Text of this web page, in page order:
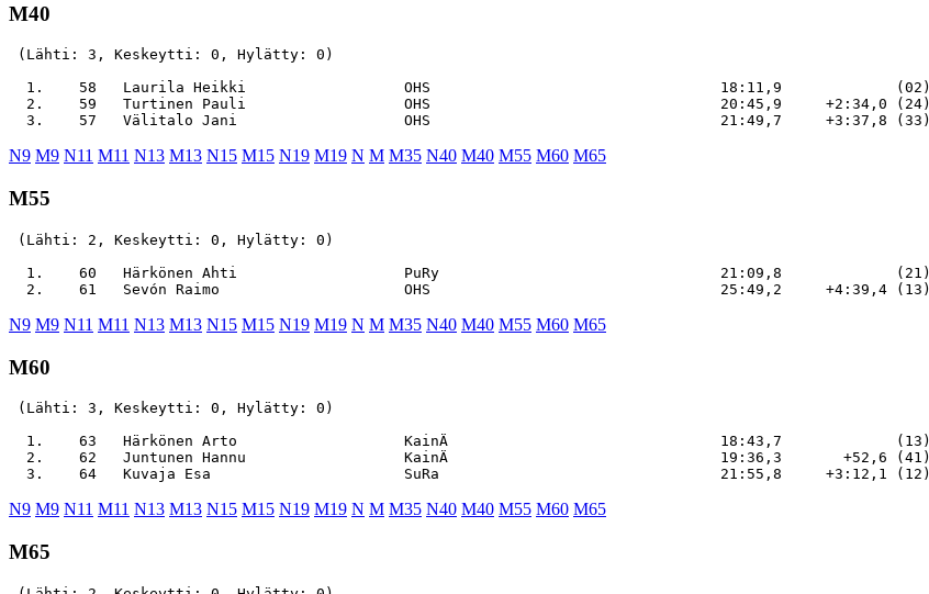
M40
(Lähti: 3, Keskeytti: 0, Hylätty: 0)
  1.    58   Laurila Heikki                  OHS                                 18:11,9             (02)
  2.    59   Turtinen Pauli                  OHS                                 20:45,9     +2:34,0 (24)
N9 M9 N11 M11 N13 M13 N15 M15 N19 M19 N M M35 N40 M40 M55 M60 M65
M55
(Lähti: 2, Keskeytti: 0, Hylätty: 0)
  1.    60   Härkönen Ahti                   PuRy                                21:09,8             (21)
N9 M9 N11 M11 N13 M13 N15 M15 N19 M19 N M M35 N40 M40 M55 M60 M65
M60
(Lähti: 3, Keskeytti: 0, Hylätty: 0)
  1.    63   Härkönen Arto                   KainÄ                               18:43,7             (13)
  2.    62   Juntunen Hannu                  KainÄ                               19:36,3       +52,6 (41)
N9 M9 N11 M11 N13 M13 N15 M15 N19 M19 N M M35 N40 M40 M55 M60 M65
M65